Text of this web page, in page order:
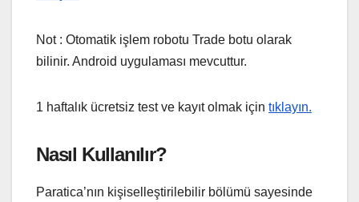
Not : Otomatik işlem robotu Trade botu olarak
bilinir. Android uygulaması mevcuttur.
1 haftalık ücretsiz test ve kayıt olmak için tıklayın.
Nasıl Kullanılır?
Paratica’nın kişiselleştirilebilir bölümü sayesinde